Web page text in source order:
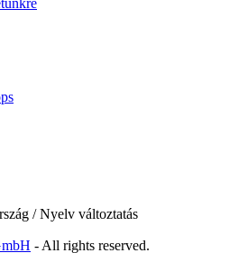
/ Nyelv változtatás
- All rights reserved.